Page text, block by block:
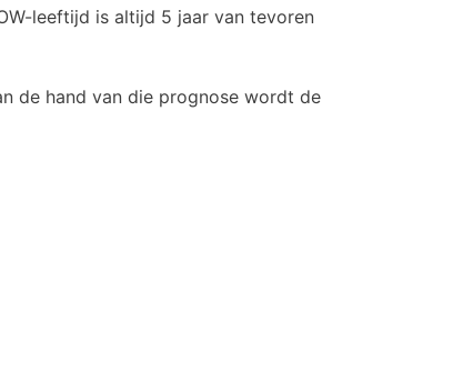
leeftijd is altijd 5 jaar van tevoren
de hand van die prognose wordt de